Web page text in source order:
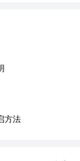
方法